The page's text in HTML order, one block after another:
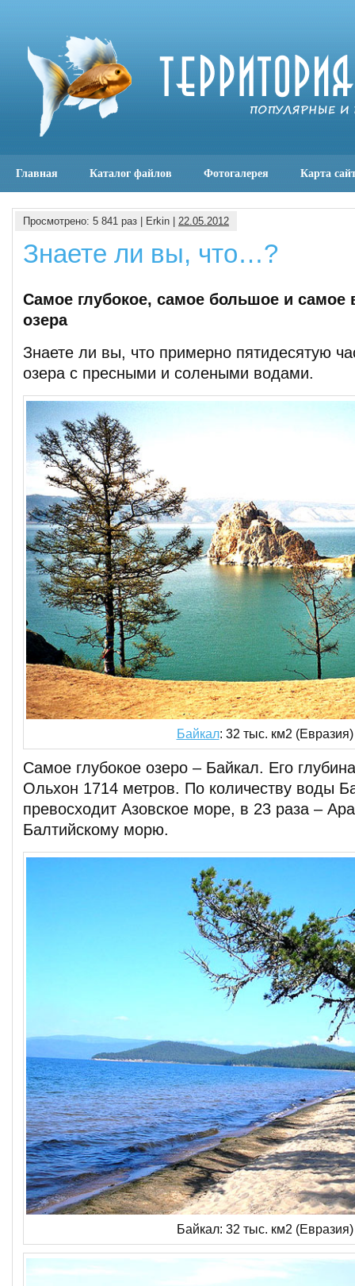
Главная Каталог файлов Фотогалерея Карта
Просмотрено: 5 841 раз | Erkin | 22.05.2012
Знаете ли вы, что…?
Самое глубокое, самое большое и самое
озера
Знаете ли вы, что примерно пятидесятую
озера с пресными и солеными водами.
Байкал: 32 тыс. км2 (Евразия)
Самое глубокое озеро – Байкал. Его
Ольхон 1714 метров. По количеству воды
превосходит Азовское море, в 23 раза –
Балтийскому морю.
Байкал: 32 тыс. км2 (Евразия)